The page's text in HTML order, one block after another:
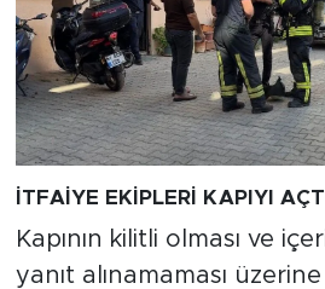
İTFAİYE EKİPLERİ KAPIYI AÇTI
Kapının kilitli olması ve
yanıt alınamaması